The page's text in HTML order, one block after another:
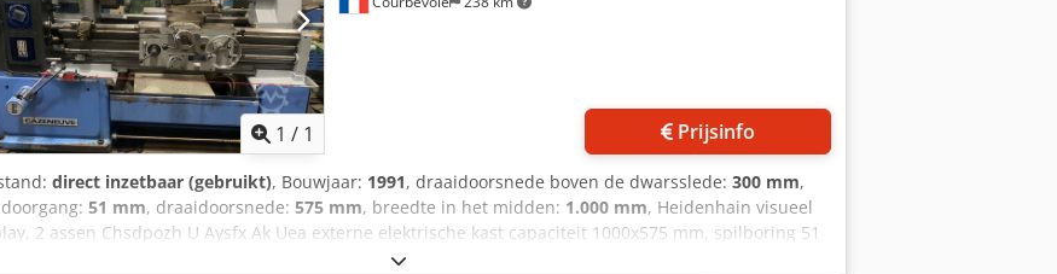
1 / 1 Prijsinfo
direct inzetbaar (gebruikt), Bouwjaar: 1991, draaidoorsnede boven de dwarsslede: 300 mm,
51 mm, draaidoorsnede: 575 mm, breedte in het midden: 1.000 mm, Heidenhain visueel
2 assen Chsdpozh U Aysfx Ak Uea externe elektrische kast capaciteit 1000x575 mm, spilboring 51